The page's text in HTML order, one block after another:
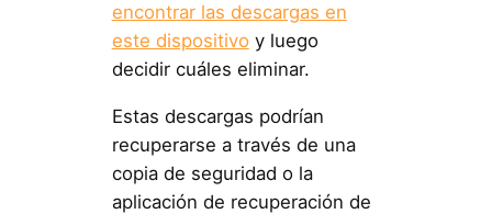
encontrar las descargas en
este dispositivoy luego
decidir cuáles eliminar.
Estas descargas podrían
recuperarse a través de una
copia de seguridad o la
aplicación de recuperación de